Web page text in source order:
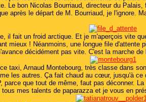
Le bon Nicolas Bourriaud, directeur du
après le départ de M. Bourriaud, je l'ignore.
il fait un froid arctique. Et je m'aperçois vite
mieux ! Néanmoins, une longue file d'attente
décidément pas vite. C'est la marche de
taxi, Arnaud Montebourg, très classe dans
les autres. Ça fait chaud au cœur, jusqu'à ce
parce que tout de même, faut pas déconner.
tous mes talents de paparazza et je vous en